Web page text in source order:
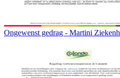
Ongewenst gedrag - Martini